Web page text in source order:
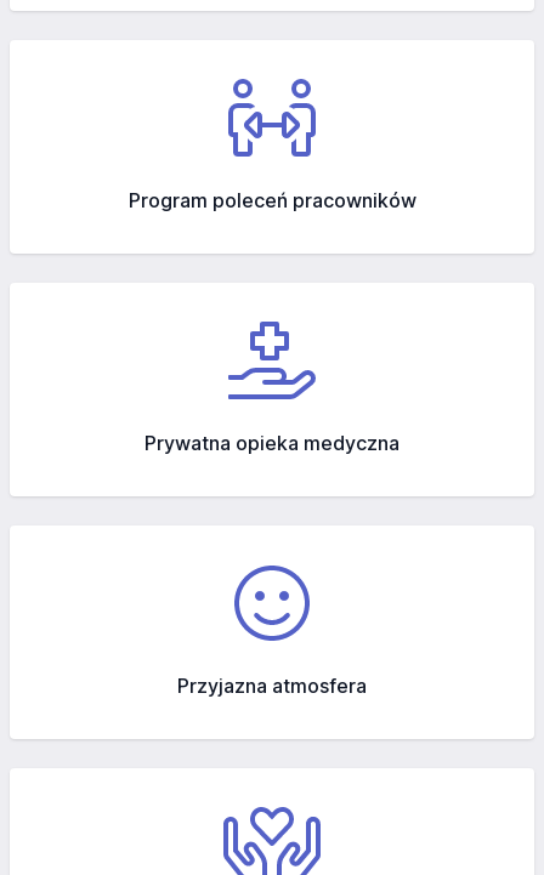
Program poleceń pracowników
Prywatna opieka medyczna
Przyjazna atmosfera